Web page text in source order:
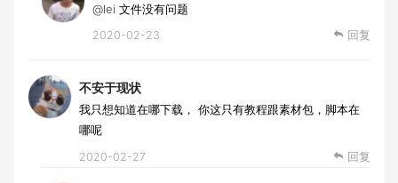
@lei 文件没有问题
2020-02-23 回复
不安于现状
我只想知道在哪下载， 你这只有教程跟素材包，脚本在
哪呢
2020-02-27 回复